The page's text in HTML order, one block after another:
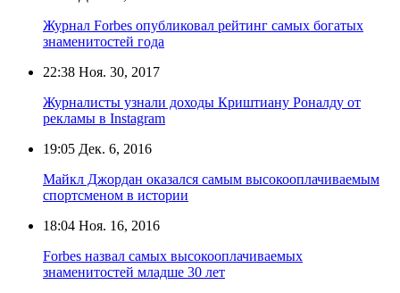
Журнал Forbes опубликовал рейтинг самых богатых
знаменитостей года
22:38 Ноя. 30, 2017
Журналисты узнали доходы Криштиану Роналду от
рекламы в Instagram
19:05 Дек. 6, 2016
Майкл Джордан оказался самым высокооплачиваемым
спортсменом в истории
18:04 Ноя. 16, 2016
Forbes назвал самых высокооплачиваемых
знаменитостей младше 30 лет